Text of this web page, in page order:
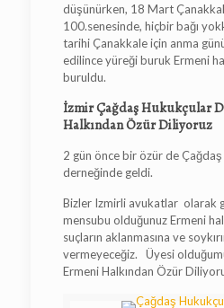
düşünürken, 18 Mart
100.senesinde, hiçbir bağı
tarihi Çanakkale için anma
edilince yüreği buruk Ermeni
buruldu.
İzmir Çağdaş Hukukçular
Halkından Özür Diliyoruz
2 gün önce bir özür de
derneğinde geldi.
Bizler Izmirli avukatlar olarak
mensubu olduğunuz Ermeni
suçların aklanmasına ve
vermeyeceğiz. Üyesi
Ermeni Halkından Özür